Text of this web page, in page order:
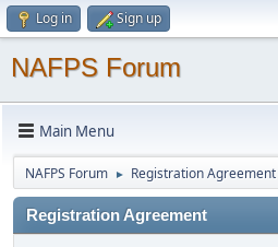
Log in Sign up
NAFPS Forum
Main Menu
NAFPS Forum ► Registration Agreement
Registration Agreement